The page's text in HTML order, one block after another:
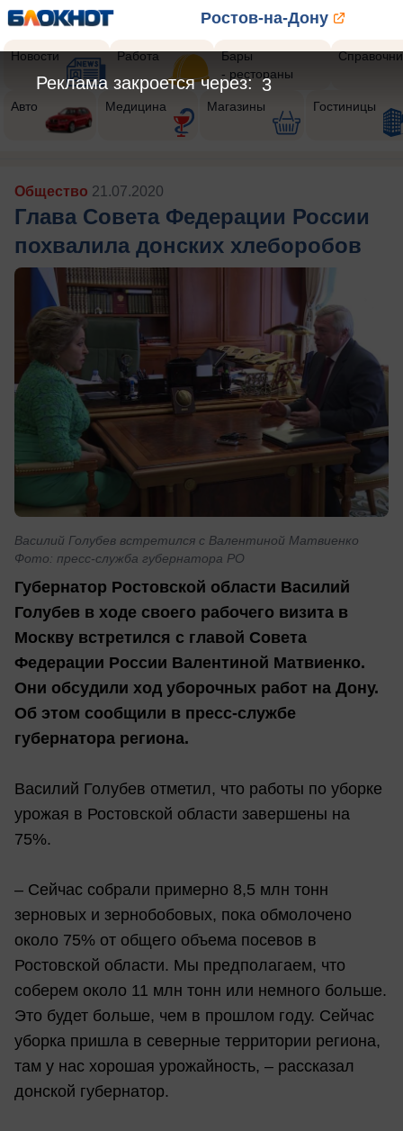
Ростов-на-Дону
Новости Работа
Бары
- рестораны
Авто Медицина Магазины Гостиницы
Общество 21.07.2020
Глава Совета Федерации России
похвалила донских хлеборобов
Василий Голубев встретился с Валентиной Матвиенко
Фото: пресс-служба губернатора РО
Губернатор Ростовской области Василий
Голубев в ходе своего рабочего визита в
Москву встретился с главой Совета
Федерации России Валентиной Матвиенко.
Они обсудили ход уборочных работ на Дону.
Об этом сообщили в пресс-службе
губернатора региона.
Василий Голубев отметил, что работы по уборке
урожая в Ростовской области завершены на
75%.
– Сейчас собрали примерно 8,5 млн тонн
зерновых и зернобобовых, пока обмолочено
около 75% от общего объема посевов в
Ростовской области. Мы предполагаем, что
соберем около 11 млн тонн или немного больше.
Это будет больше, чем в прошлом году. Сейчас
уборка пришла в северные территории региона,
там у нас хорошая урожайность, – рассказал
донской губернатор.
1
Реклама закроется через: